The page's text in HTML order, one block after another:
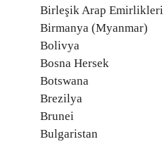
Birleşik Arap Emirlikleri
Birmanya (Myanmar)
Bolivya
Bosna Hersek
Botswana
Brezilya
Brunei
Bulgaristan